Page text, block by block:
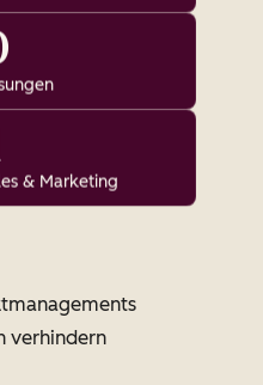
& Marketing
verhindern